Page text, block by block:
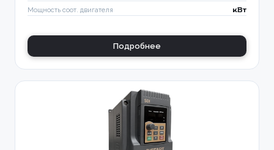
Мощность соот. двигателя кВт
Подробнее